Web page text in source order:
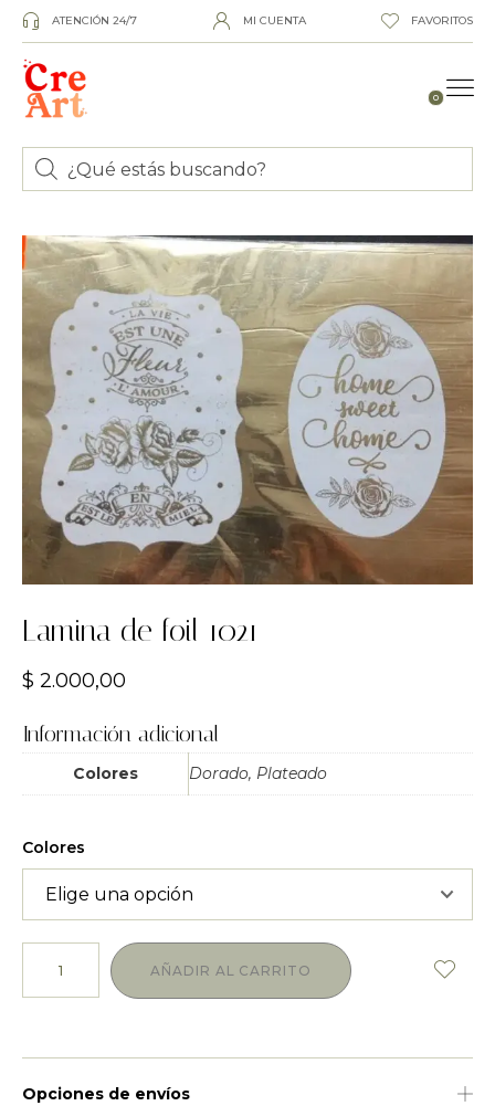
ATENCIÓN 24/7 MI CUENTA FAVORITOS
0
Lamina de foil 1021
$ 2.000,00
Información adicional
Colores Dorado, Plateado
Colores
AÑADIR AL CARRITO
Opciones de envíos